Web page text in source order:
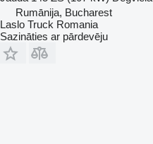
Rumānija, Bucharest
Laslo Truck Romania
Sazināties ar pārdevēju